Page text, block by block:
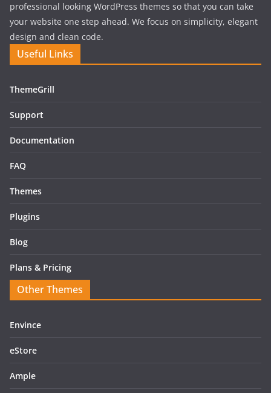
professional looking WordPress themes so that you can take
your website one step ahead. We focus on simplicity, elegant
design and clean code.
Useful Links
ThemeGrill
Support
Documentation
FAQ
Themes
Plugins
Blog
Plans & Pricing
Other Themes
Envince
eStore
Ample